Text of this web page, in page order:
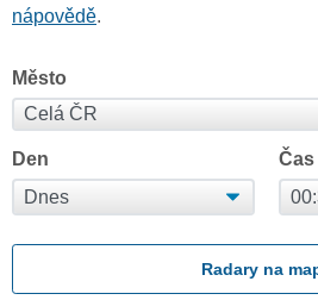
nápovědě.
Město
Den Čas
Radary na